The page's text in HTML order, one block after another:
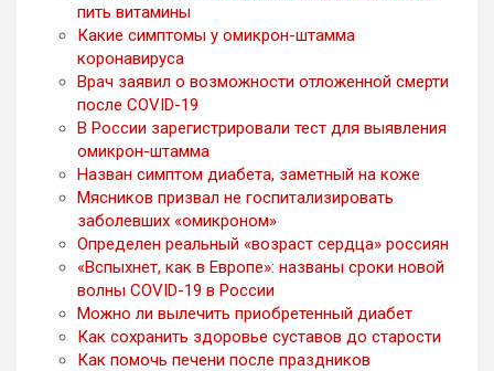
пить витамины
Какие симптомы у омикрон-штамма
коронавируса
Врач заявил о возможности отложенной смерти
после COVID-19
В России зарегистрировали тест для выявления
омикрон-штамма
Назван симптом диабета, заметный на коже
Мясников призвал не госпитализировать
заболевших «омикроном»
Определен реальный «возраст сердца» россиян
«Вспыхнет, как в Европе»: названы сроки новой
волны COVID-19 в России
Можно ли вылечить приобретенный диабет
Как сохранить здоровье суставов до старости
Как помочь печени после праздников